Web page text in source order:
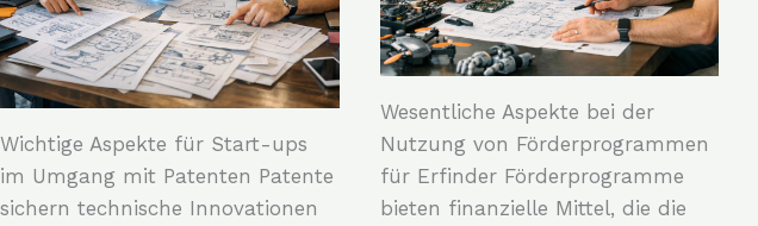
Wichtige Aspekte für Start-ups
im Umgang mit Patenten Patente
sichern technische Innovationen
Wesentliche Aspekte bei der
Nutzung von Förderprogrammen
für Erfinder Förderprogramme
bieten finanzielle Mittel, die die